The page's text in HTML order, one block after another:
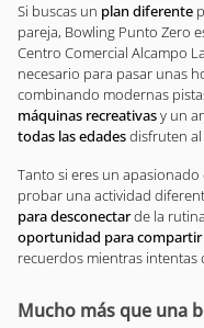
Si buscas un plan diferente
pareja, Bowling Punto Zero
Centro Comercial Alcampo
necesario para pasar unas
combinando modernas
máquinas recreativasy un
todas las edadesdisfruten al
Tanto si eres un
probar una actividad
para desconectarde la
oportunidad para compartir
recuerdos mientras intentas
Mucho más que una